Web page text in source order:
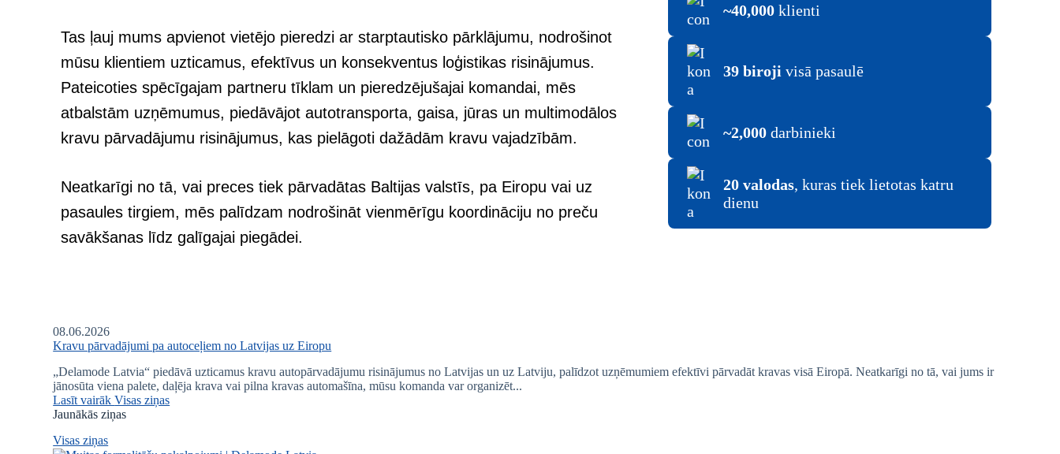
Tas ļauj mums apvienot vietējo pieredzi ar starptautisko pārklājumu, nodrošinot
mūsu klientiem uzticamus, efektīvus un konsekventus loģistikas risinājumus.
Pateicoties spēcīgajam partneru tīklam un pieredzējušajai komandai, mēs
atbalstām uzņēmumus, piedāvājot autotransporta, gaisa, jūras un multimodālos
kravu pārvadājumu risinājumus, kas pielāgoti dažādām kravu vajadzībām.
Neatkarīgi no tā, vai preces tiek pārvadātas Baltijas valstīs, pa Eiropu vai uz
pasaules tirgiem, mēs palīdzam nodrošināt vienmērīgu koordināciju no preču
savākšanas līdz galīgajai piegādei.
~40,000klienti
39 biroji visā pasaulē
~2,000darbinieki
20 valodas, kuras tiek lietotas katru
dienu
08.06.2026
Kravu pārvadājumi pa autoceļiem no Latvijas uz Eiropu
„Delamode Latvia“ piedāvā uzticamus kravu autopārvadājumu risinājumus no Latvijas un uz Latviju, palīdzot uzņēmumiem efektīvi pārvadāt kravas visā Eiropā. Neatkarīgi no tā, vai jums ir
jānosūta viena palete, daļēja krava vai pilna kravas automašīna, mūsu komanda var organizēt...
Lasīt vairākVisas ziņas
Jaunākās ziņas
Visas ziņas